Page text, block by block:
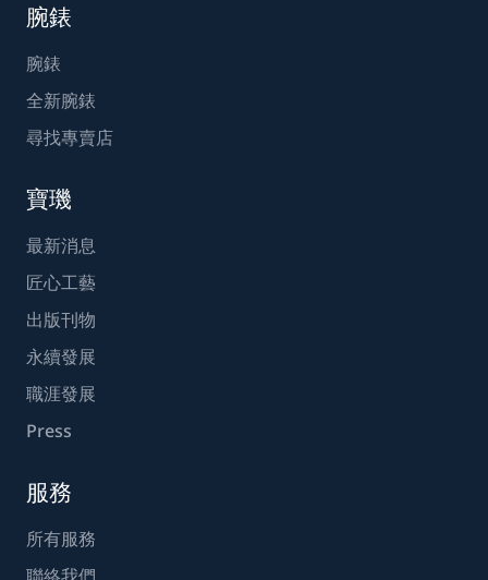
腕錶
腕錶
全新腕錶
尋找專賣店
寶璣
最新消息
匠心工藝
出版刊物
永續發展
職涯發展
Press
服務
所有服務